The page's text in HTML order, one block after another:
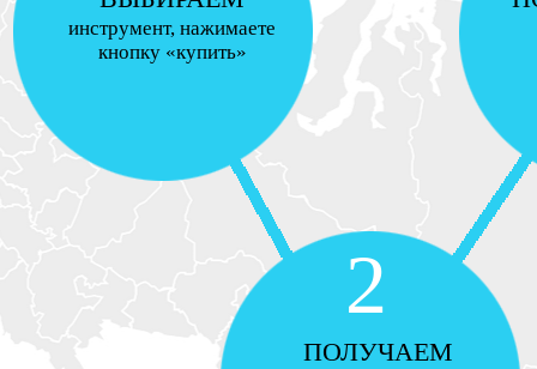
инструмент, нажимаете
кнопку «купить»
2
ПОЛУЧАЕМ